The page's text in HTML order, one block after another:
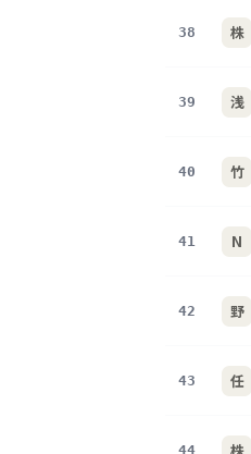
38 株
39 浅
40 竹
41 N
42 野
43 任
44